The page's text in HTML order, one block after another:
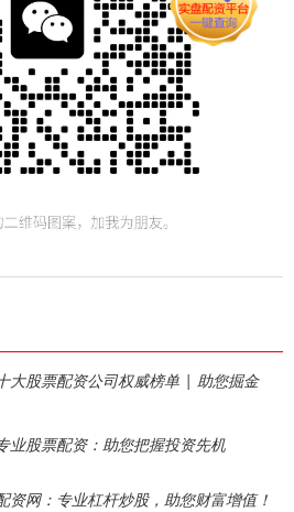
大股票配资公司权威榜单 | 助您掘金
业股票配资：助您把握投资先机
资网：专业杠杆炒股，助您财富增值！